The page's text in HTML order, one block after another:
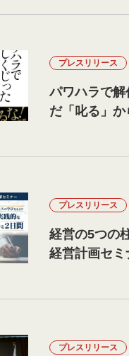
プレスリリース
パワハラで
だ「叱る」
プレスリリース
経営の5つの
経営計画セミ
プレスリリース